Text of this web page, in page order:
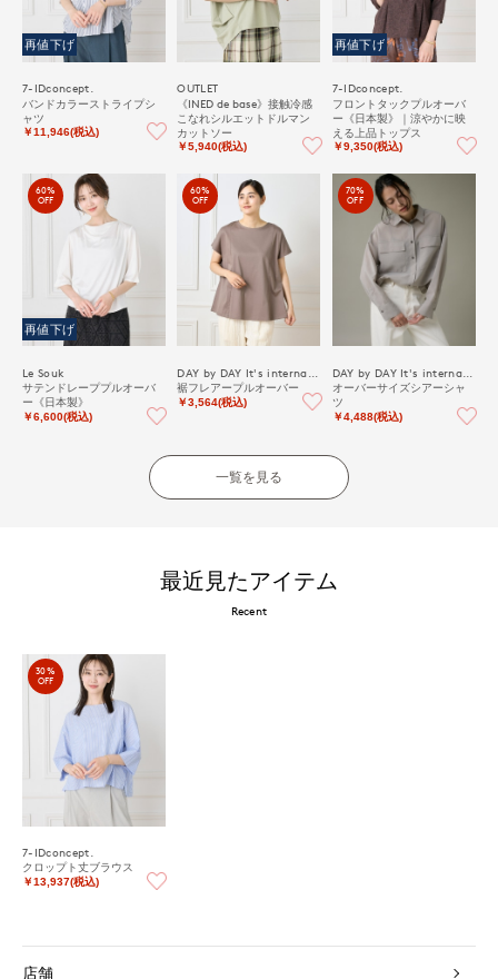
再値下げ
7-IDconcept.
バンドカラーストライプシ
ャツ
￥11,946(税込)
OUTLET
《INED de base》接触冷感
こなれシルエットドルマン
カットソー
￥5,940(税込)
再値下げ
7-IDconcept.
フロントタックプルオーバ
ー《日本製》｜涼やかに映
える上品トップス
￥9,350(税込)
60%
OFF
再値下げ
Le Souk
サテンドレーププルオーバ
ー《日本製》
￥6,600(税込)
60%
OFF
裾フレアープルオーバー
￥3,564(税込)
70%
OFF
オーバーサイズシアーシャ
ツ
￥4,488(税込)
一覧を見る
最近見たアイテム
Recent
30%
OFF
7-IDconcept.
クロップト丈ブラウス
￥13,937(税込)
店舗